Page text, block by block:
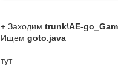
+ Заходимtrunk\AE-
Ищемgoto.java
тут